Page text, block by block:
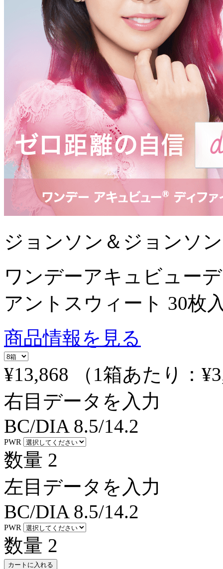
ジョンソン＆ジョンソン
ワンデーアキュビュー
アントスウィート 30枚
商品情報を見る
¥13,868
（1箱あたり：
右目データを入力
BC/DIA 8.5/14.2
PWR
数量 2
左目データを入力
BC/DIA 8.5/14.2
PWR
数量 2
カートに入れる